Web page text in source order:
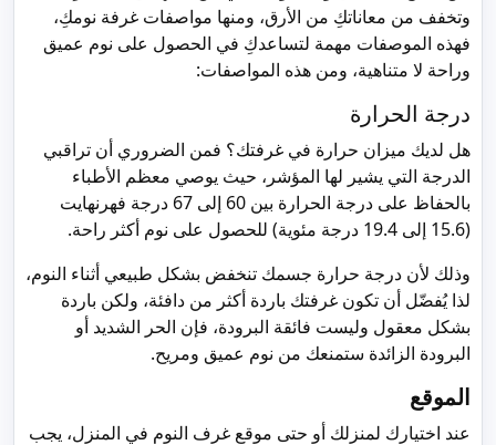
وتخفف من معاناتكِ من الأرق، ومنها مواصفات غرفة نومكِ،
فهذه الموصفات مهمة لتساعدكِ في الحصول على نوم عميق
وراحة لا متناهية، ومن هذه المواصفات:
درجة الحرارة
هل لديك ميزان حرارة في غرفتك؟ فمن الضروري أن تراقبي
الدرجة التي يشير لها المؤشر، حيث يوصي معظم الأطباء
بالحفاظ على درجة الحرارة بين 60 إلى 67 درجة فهرنهايت
(15.6 إلى 19.4 درجة مئوية) للحصول على نوم أكثر راحة.
وذلك لأن درجة حرارة جسمك تنخفض بشكل طبيعي أثناء النوم،
لذا يُفضّل أن تكون غرفتك باردة أكثر من دافئة، ولكن باردة
بشكل معقول وليست فائقة البرودة، فإن الحر الشديد أو
البرودة الزائدة ستمنعك من نوم عميق ومريح.
الموقع
عند اختيارك لمنزلك أو حتى موقع غرف النوم في المنزل، يجب